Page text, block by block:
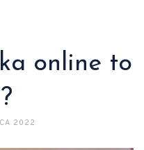
online to
2022